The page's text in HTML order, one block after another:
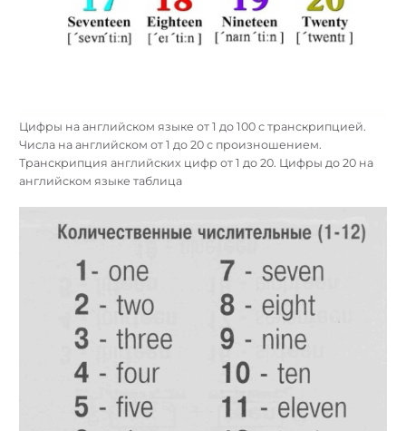
Цифры на английском языке от 1 до 100 с транскрипцией.
Числа на английском от 1 до 20 с произношением.
Транскрипция английских цифр от 1 до 20. Цифры до 20 на
английском языке таблица